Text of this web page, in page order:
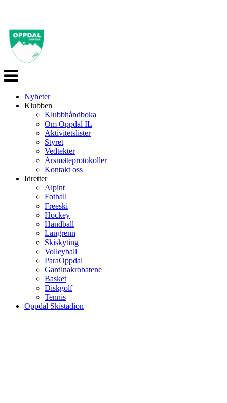
Veksle
navigasjon
Nyheter
Klubben
Klubbhåndboka
Om Oppdal IL
Aktivitetslister
Styret
Vedtekter
Årsmøteprotokoller
Kontakt oss
Idretter
Alpint
Fotball
Freeski
Hockey
Håndball
Langrenn
Skiskyting
Volleyball
ParaOppdal
Gardinakrobatene
Basket
Diskgolf
Tennis
Oppdal Skistadion